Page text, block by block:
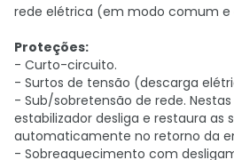
rede elétrica (em modo comum e
Proteções:
- Curto-circuito.
- Surtos de tensão (descarga
- Sub/sobretensão de rede.
estabilizador desliga e restaura as
automaticamente no retorno da
- Sobreaquecimento com